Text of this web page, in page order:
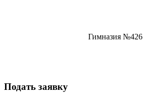
Гимназия №426
Подать заявку